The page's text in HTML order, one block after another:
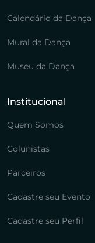
Calendário da Dança
Mural da Dança
Museu da Dança
Institucional
Quem Somos
Colunistas
Parceiros
Cadastre seu Evento
Cadastre seu Perfil